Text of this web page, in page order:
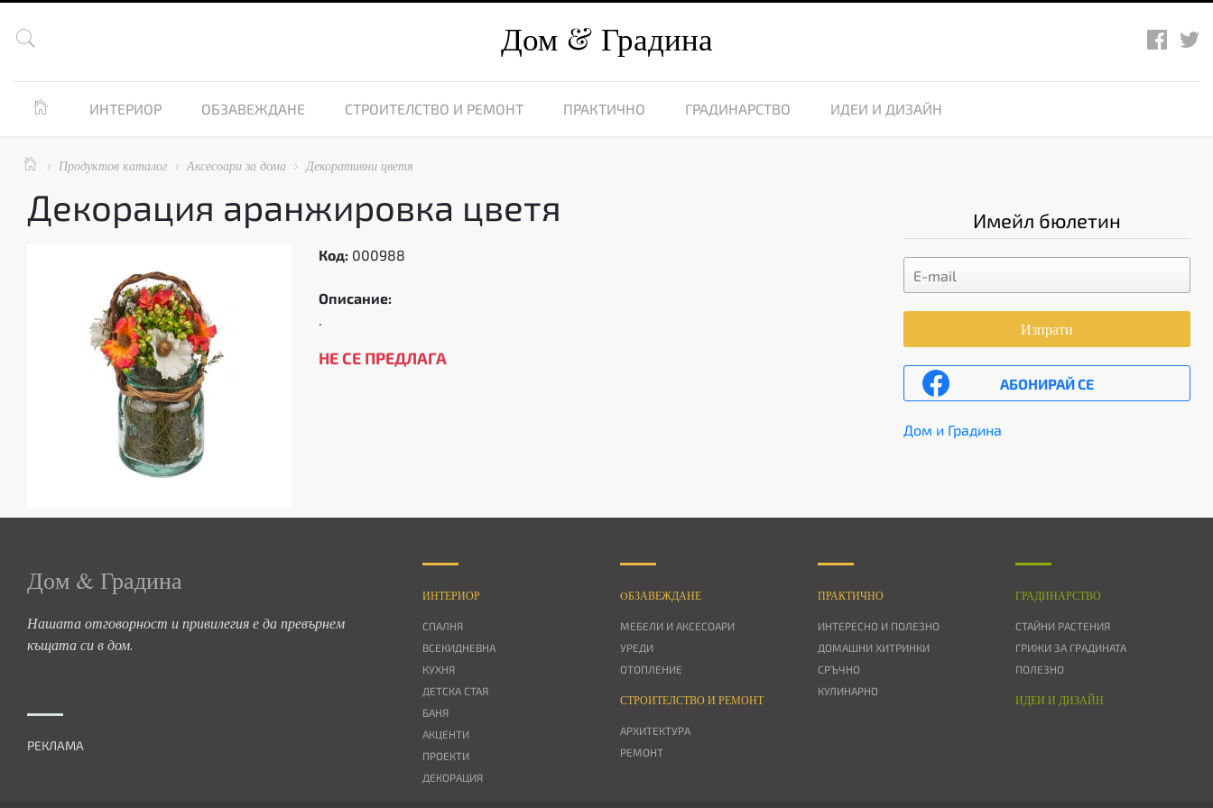
 Дом Градина
 ИНТЕРИОР ОБЗАВЕЖДАНЕ СТРОИТЕЛСТВО И РЕМОНТ ПРАКТИЧНО ГРАДИНАРСТВО ИДЕИ И ДИЗАЙН
  Продуктов каталог  Аксесоари за дома  Декоративни цветя
Декорация аранжировка цветя
Код: 000988
Описание:
.
НЕ СЕ ПРЕДЛАГА
Имейл бюлетин
Изпрати
АБОНИРАЙ СЕ
Дом и Градина
Дом & Градина
Нашата отговорност и привилегия е да превърнем
къщата си в дом.
РЕКЛАМА
ИНТЕРИОР
СПАЛНЯ
ВСЕКИДНЕВНА
КУХНЯ
ДЕТСКА СТАЯ
БАНЯ
АКЦЕНТИ
ПРОЕКТИ
ДЕКОРАЦИЯ
OБЗАВЕЖДАНЕ
МЕБЕЛИ И АКСЕСОАРИ
УРЕДИ
ОТОПЛЕНИЕ
СТРОИТЕЛСТВО И РЕМОНТ
АРХИТЕКТУРА
РЕМОНТ
ПРАКТИЧНО
ИНТЕРЕСНО И ПОЛЕЗНО
ДОМАШНИ ХИТРИНКИ
СРЪЧНО
КУЛИНАРНО
ГРАДИНАРСТВО
СТАЙНИ РАСТЕНИЯ
ГРИЖИ ЗА ГРАДИНАТА
ПОЛЕЗНО
ИДЕИ И ДИЗАЙН